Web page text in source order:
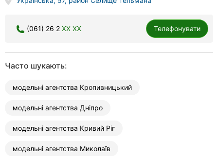
(061) 26 2 XX XX Телефонувати
Часто шукають:
модельні агентства Кропивницький
модельні агентства Дніпро
модельні агентства Кривий Ріг
модельні агентства Миколаїв